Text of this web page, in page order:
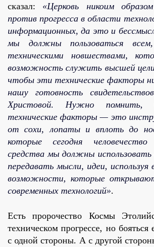
сказал: «Церковь никоим
против прогресса в области
информационных, да это и
мы должны пользоваться
техническими новшествами,
возможность служить высшей
чтобы эти технические факторы
нашу готовность
Христовой. Нужно
технические факторы — это
от сохи, лопаты и вплоть до
которые сегодня
средства мы должны
передавать мысли, идеи,
возможности, которые
современных технологий».
Есть пророчество Космы
техническом прогрессе, но бояться
с одной стороны. А с другой